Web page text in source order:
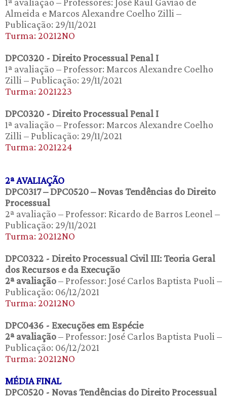
Almeida e Marcos Alexandre Coelho Zilli –
Publicação: 29/11/2021
Turma: 20212NO
DPC0320 - Direito Processual Penal I
1ª avaliação – Professor: Marcos Alexandre Coelho
Zilli – Publicação: 29/11/2021
Turma: 2021223
DPC0320 - Direito Processual Penal I
1ª avaliação – Professor: Marcos Alexandre Coelho
Zilli – Publicação: 29/11/2021
Turma: 2021224
2ª AVALIAÇÃO
DPC0317 – DPC0520 – Novas Tendências do Direito
Processual
2ª avaliação – Professor: Ricardo de Barros Leonel –
Publicação: 29/11/2021
Turma: 20212NO
DPC0322 - Direito Processual Civil III: Teoria Geral
dos Recursos e da Execução
2ª avaliação– Professor: José Carlos Baptista Puoli –
Publicação: 06/12/2021
Turma: 20212NO
DPC0436 - Execuções em Espécie
2ª avaliação– Professor: José Carlos Baptista Puoli –
Publicação: 06/12/2021
Turma: 20212NO
MÉDIA FINAL
DPC0520 - Novas Tendências do Direito Processual